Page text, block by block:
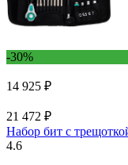
-30%
14 925 ₽
21 472 ₽
Набор бит с
4.6